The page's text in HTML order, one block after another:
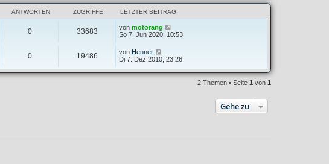
ANTWORTEN ZUGRIFFE LETZTER BEITRAG
0 33683 von motorang
So 7. Jun 2020, 10:53
0 19486 von Henner
Di 7. Dez 2010, 23:26
2 Themen • Seite 1 von 1
Gehe zu